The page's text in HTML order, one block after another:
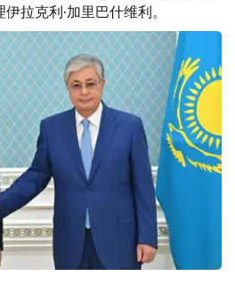
拉克利·加里巴什维利。